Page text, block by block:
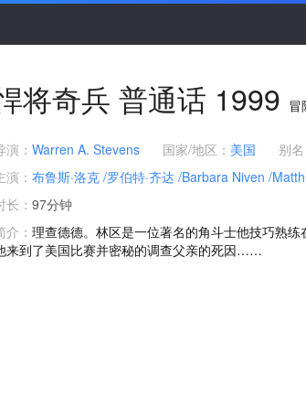
将奇兵 普通话 1999 冒
演： Warren A. Stevens 国家/地区： 美国 别名
演： 布鲁斯·洛克 /罗伯特·齐达 /Barbara Niven /
长： 97分钟
介： 理查德德。林区是一位著名的角斗士他技巧熟
来到了美国比赛并密秘的调查父亲的死因……